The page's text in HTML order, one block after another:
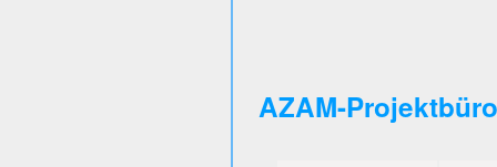
AZAM-